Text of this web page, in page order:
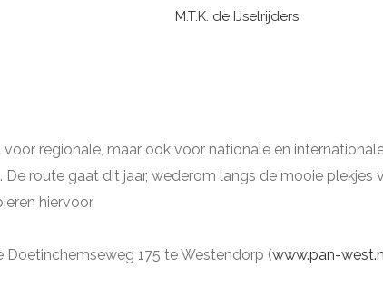
M.T.K. de IJselrijders
regionale, maar ook voor nationale en
route gaat dit jaar, wederom langs de mooie plekjes
hiervoor.
Doetinchemseweg 175 te Westendorp (www.pan-